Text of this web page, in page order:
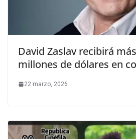
David Zaslav recibirá
millones de dólares en
22 marzo, 2026